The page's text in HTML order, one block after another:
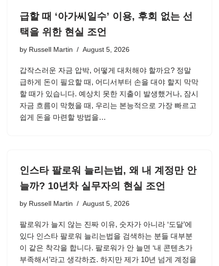
급할 때 ‘아가씨일수’ 이용, 후회 없는 선
택을 위한 현실 조언
by Russell Martin August 5, 2026
갑작스러운 자금 압박, 어떻게 대처해야 할까요? 정말
급하게 돈이 필요할 때, 어디서부터 손을 대야 할지 막막
할 때가 있습니다. 예상치 못한 지출이 발생했거나, 잠시
자금 흐름이 막혔을 때, 우리는 본능적으로 가장 빠르고
쉽게 돈을 마련할 방법을…
인스타 팔로워 늘리는법, 왜 내 계정만 안
늘까? 10년차 실무자의 현실 조언
by Russell Martin August 5, 2026
팔로워가 늘지 않는 진짜 이유, 숫자가 아니라 ‘도달’에
있다 인스타 팔로워 늘리는법을 검색하는 분들 대부분
이 같은 착각을 합니다. 팔로워가 안 늘면 ‘내 콘텐츠가
부족해서’라고 생각하죠. 하지만 제가 10년 넘게 계정을